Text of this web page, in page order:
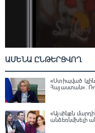
ԱՄԵՆԱ ԸՆԹԵՐՑՎՈՂ
«Ստիպված
Հայաստան»․
«Այսինքն
անձեռնմխելի